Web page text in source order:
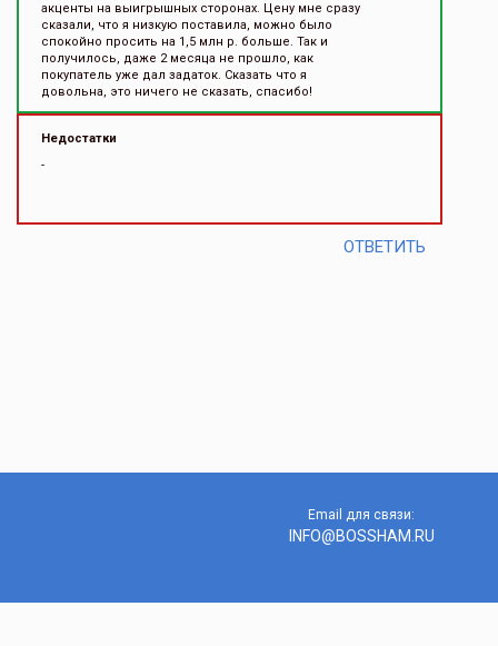
акценты на выигрышных сторонах. Цену мне сразу
сказали, что я низкую поставила, можно было
спокойно просить на 1,5 млн р. больше. Так и
получилось, даже 2 месяца не прошло, как
покупатель уже дал задаток. Сказать что я
довольна, это ничего не сказать, спасибо!
Недостатки
-
ОТВЕТИТЬ
Email для связи:
INFO@BOSSHAM.RU